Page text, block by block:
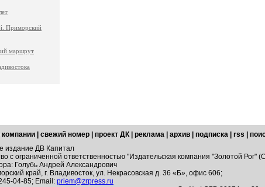
Приморский
маршрут
компании свежий номер проект ДК реклама архив подписка rss
издание ДВ Капитал
с ограниченной ответственностью "Издательская компания "Золотой Рог"
Голубь Андрей Александрович
край, г. Владивосток, ул. Некрасовская д. 36 «Б», офис 606;
04-85; Email: priem@zrpress.ru